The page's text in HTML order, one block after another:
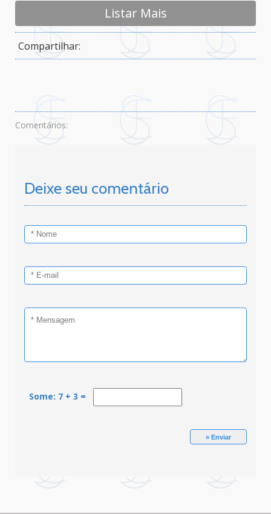
Listar Mais
Compartilhar:
Comentários:
Deixe seu comentário
Some: 7 + 3 =